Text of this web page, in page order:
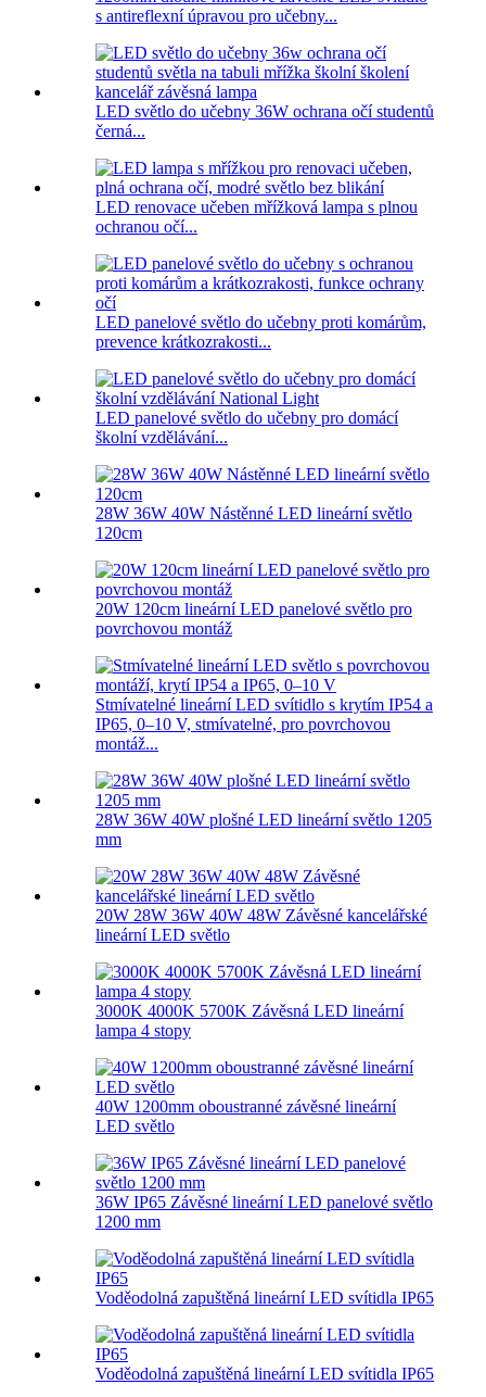
s antireflexní úpravou pro učebny...
LED světlo do učebny 36W ochrana očí studentů
černá...
LED renovace učeben mřížková lampa s plnou
ochranou očí...
LED panelové světlo do učebny proti komárům,
prevence krátkozrakosti...
LED panelové světlo do učebny pro domácí
školní vzdělávání...
28W 36W 40W Nástěnné LED lineární světlo
120cm
20W 120cm lineární LED panelové světlo pro
povrchovou montáž
Stmívatelné lineární LED svítidlo s krytím IP54 a
IP65, 0–10 V, stmívatelné, pro povrchovou
montáž...
28W 36W 40W plošné LED lineární světlo 1205
mm
20W 28W 36W 40W 48W Závěsné kancelářské
lineární LED světlo
3000K 4000K 5700K Závěsná LED lineární
lampa 4 stopy
40W 1200mm oboustranné závěsné lineární
LED světlo
36W IP65 Závěsné lineární LED panelové světlo
1200 mm
Voděodolná zapuštěná lineární LED svítidla IP65
Voděodolná zapuštěná lineární LED svítidla IP65